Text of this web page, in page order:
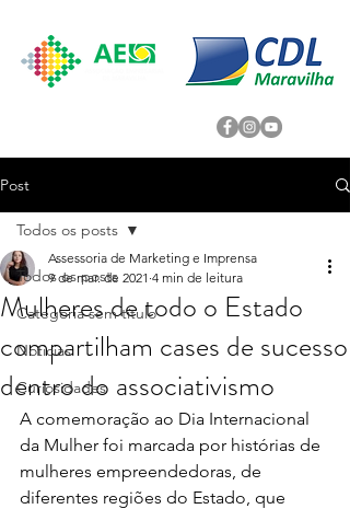
Post
Todos os posts
Categoria sem título
Noticias
Curiosidades
Todos os posts
Mulheres de todo o Estado
compartilham cases de sucesso
dentro do associativismo
Assessoria de Marketing e Imprensa
9 de mar. de 2021 4 min de leitura
A comemoração ao Dia Internacional
da Mulher foi marcada por histórias de
mulheres empreendedoras, de
diferentes regiões do Estado, que